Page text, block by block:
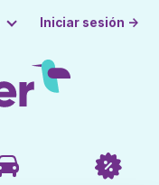
Iniciar sesión →